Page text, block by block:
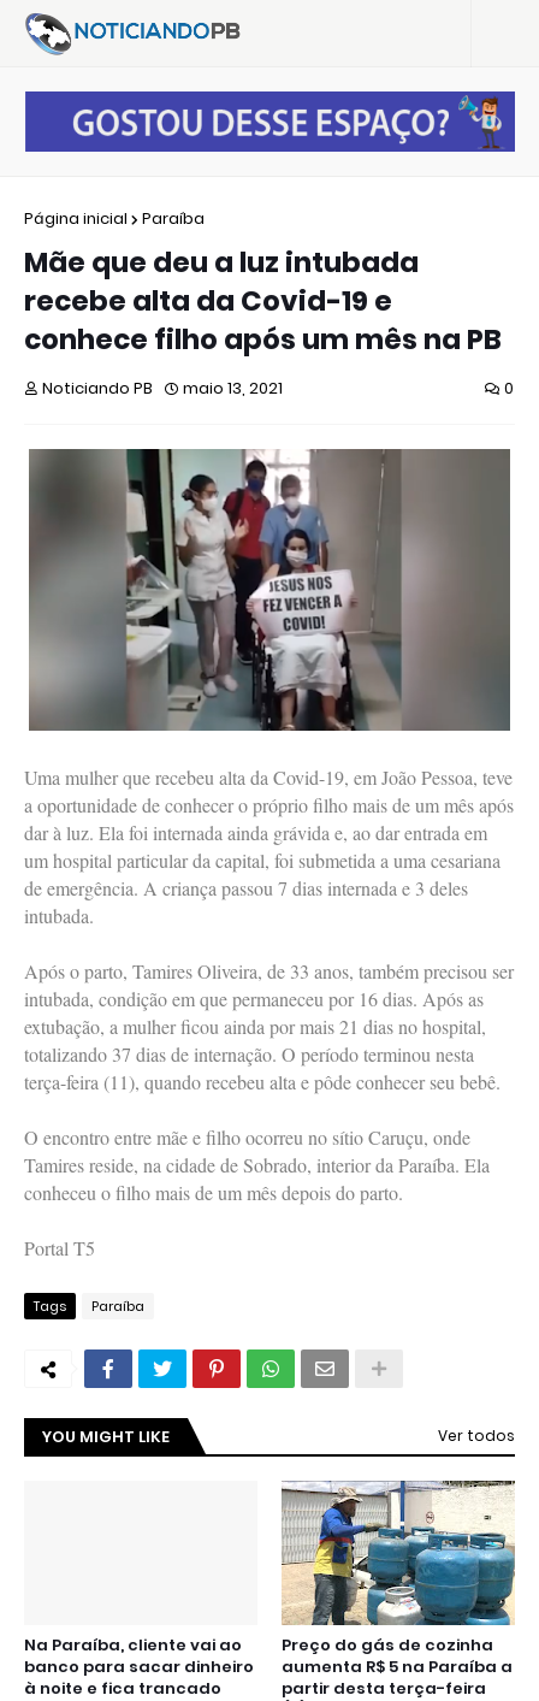
Página inicial Paraíba
Mãe que deu a luz intubada
recebe alta da Covid-19 e
conhece filho após um mês na PB
Noticiando PB maio 13, 2021 0
Uma mulher que recebeu alta da Covid-19, em João Pessoa, teve
a oportunidade de conhecer o próprio filho mais de um mês após
dar à luz. Ela foi internada ainda grávida e, ao dar entrada em
um hospital particular da capital, foi submetida a uma cesariana
de emergência. A criança passou 7 dias internada e 3 deles
intubada.
Após o parto, Tamires Oliveira, de 33 anos, também precisou ser
intubada, condição em que permaneceu por 16 dias. Após as
extubação, a mulher ficou ainda por mais 21 dias no hospital,
totalizando 37 dias de internação. O período terminou nesta
terça-feira (11), quando recebeu alta e pôde conhecer seu bebê.
O encontro entre mãe e filho ocorreu no sítio Caruçu, onde
Tamires reside, na cidade de Sobrado, interior da Paraíba. Ela
conheceu o filho mais de um mês depois do parto.
Portal T5
Tags Paraíba
YOU MIGHT LIKE Ver todos
Na Paraíba, cliente vai ao
banco para sacar dinheiro
à noite e fica trancado
Preço do gás de cozinha
aumenta R$ 5 na Paraíba a
partir desta terça-feira